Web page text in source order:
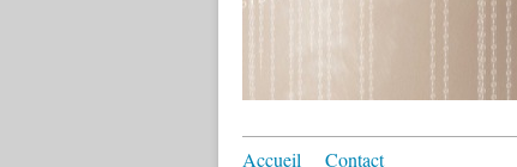
Accueil Contact